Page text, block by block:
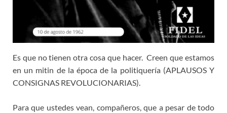
Es que no tienen otra cosa que hacer. Creen que estamos
en un mitin de la época de la politiquería (APLAUSOS Y
CONSIGNAS REVOLUCIONARIAS).
Para que ustedes vean, compañeros, que a pesar de todo